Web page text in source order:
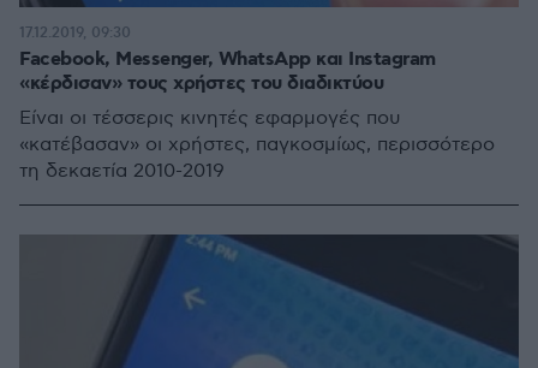
Facebook, Messenger, WhatsApp και Instagram
«κέρδισαν» τους χρήστες του διαδικτύου
Είναι οι τέσσερις κινητές εφαρμογές που
«κατέβασαν» οι χρήστες, παγκοσμίως, περισσότερο
τη δεκαετία 2010-2019
17.12.2019, 09:30